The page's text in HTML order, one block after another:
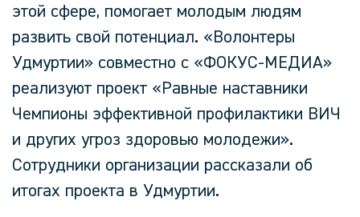
этой сфере, помогает молодым людям
развить свой потенциал. «Волонтеры
Удмуртии» совместно с «ФОКУС-МЕДИА»
реализуют проект «Равные наставники
Чемпионы эффективной профилактики ВИЧ
и других угроз здоровью молодежи».
Сотрудники организации рассказали об
итогах проекта в Удмуртии.